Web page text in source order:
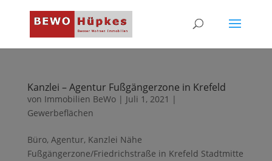
Kanzlei – Agentur Fußgängerzone in Krefeld
von Immobilien BeWo| Juli 1, 2021 |
Gewerbeflächen
Büro, Agentur, Kanzlei Nähe
Fußgängerzone/Friedrichstraße in Krefeld Stadtmitte